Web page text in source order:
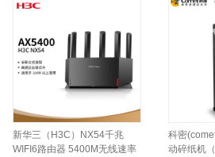
新华三（H3C）NX54千兆
WIFI6路由器 5400M无线速率
科密
动碎纸机